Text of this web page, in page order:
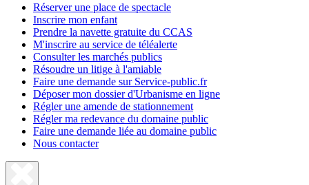
Réserver une place de spectacle
Inscrire mon enfant
Prendre la navette gratuite du CCAS
M'inscrire au service de téléalerte
Consulter les marchés publics
Résoudre un litige à l'amiable
Faire une demande sur Service-public.fr
Déposer mon dossier d'Urbanisme en ligne
Régler une amende de stationnement
Régler ma redevance du domaine public
Faire une demande liée au domaine public
Nous contacter